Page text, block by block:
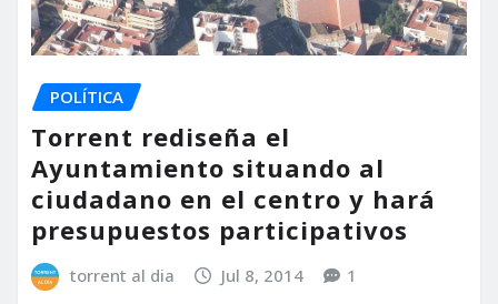
POLÍTICA
Torrent rediseña el
Ayuntamiento situando al
ciudadano en el centro y hará
presupuestos participativos
torrent al dia Jul 8, 2014 1